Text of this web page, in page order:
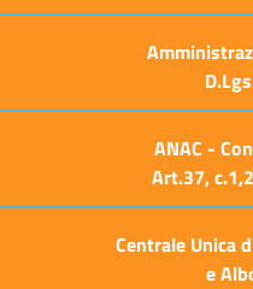
ANAC -
Art.37,
Centrale Unica
e